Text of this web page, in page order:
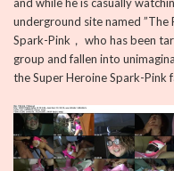
underground site named ”The
Spark-Pink， who has been
group and fallen into
the Super Heroine Spark-Pink